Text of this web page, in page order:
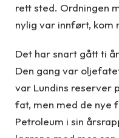
rett sted. Ordningen
nylig var innført, kom
Det har snart gått ti
Den gang var
var Lundins reserver
fat, men med de nye
Petroleum i sin